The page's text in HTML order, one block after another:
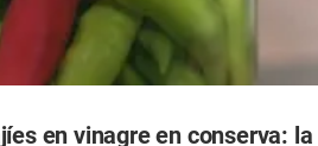
en vinagre en conserva: la